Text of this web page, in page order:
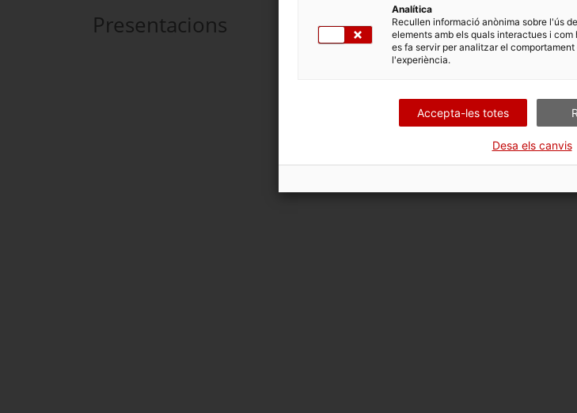
Presentacions
Analítica
Recullen informació anònima sobre l'ús
elements amb els quals interactues i
es fa servir per analitzar el
l'experiència.
Accepta-les totes
Desa els canvis